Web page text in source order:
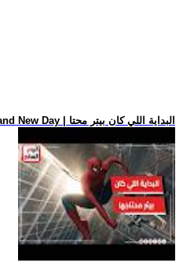
.. فيلم Spider-Man: Brand New Day | البداية اللي كان بيتر محتا